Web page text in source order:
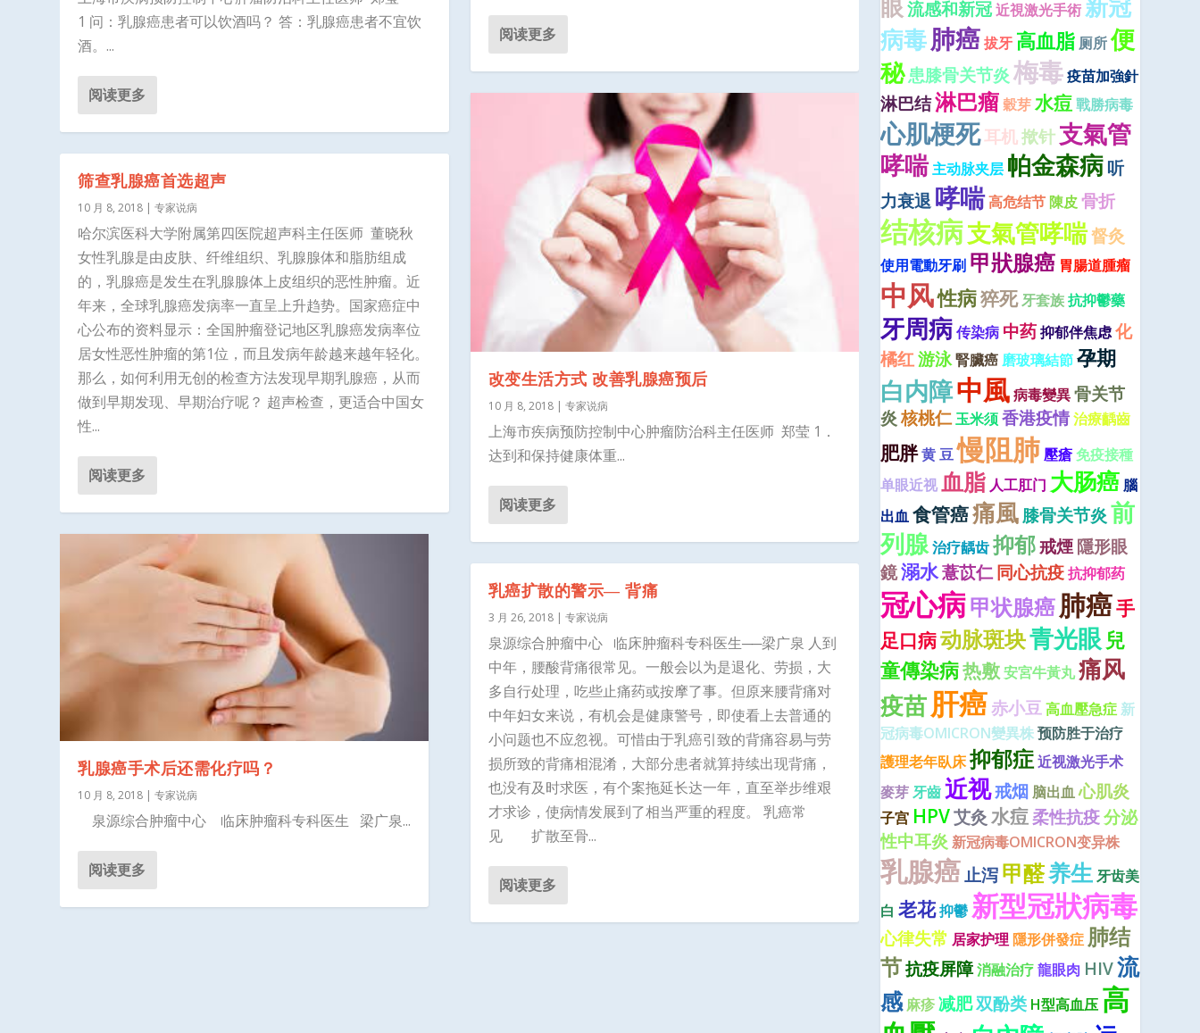
1 问：乳腺癌患者可以饮酒吗？ 答：乳腺癌患者不宜饮
酒。...
阅读更多
筛查乳腺癌首选超声
10 月 8, 2018 |专家说病
哈尔滨医科大学附属第四医院超声科主任医师 董晓秋
女性乳腺是由皮肤、纤维组织、乳腺腺体和脂肪组成
的，乳腺癌是发生在乳腺腺体上皮组织的恶性肿瘤。近
年来，全球乳腺癌发病率一直呈上升趋势。国家癌症中
心公布的资料显示：全国肿瘤登记地区乳腺癌发病率位
居女性恶性肿瘤的第1位，而且发病年龄越来越年轻化。
那么，如何利用无创的检查方法发现早期乳腺癌，从而
做到早期发现、早期治疗呢？ 超声检查，更适合中国女
性...
阅读更多
乳腺癌手术后还需化疗吗？
10 月 8, 2018 |专家说病
泉源综合肿瘤中心 临床肿瘤科专科医生 梁广泉...
阅读更多
阅读更多
改变生活方式 改善乳腺癌预后
10 月 8, 2018| 专家说病
上海市疾病预防控制中心肿瘤防治科主任医师 郑莹 1．
达到和保持健康体重...
阅读更多
乳癌扩散的警示― 背痛
3 月 26, 2018| 专家说病
泉源综合肿瘤中心 临床肿瘤科专科医生──梁广泉 人到
中年，腰酸背痛很常见。一般会以为是退化、劳损，大
多自行处理，吃些止痛药或按摩了事。但原来腰背痛对
中年妇女来说，有机会是健康警号，即使看上去普通的
小问题也不应忽视。可惜由于乳癌引致的背痛容易与劳
损所致的背痛相混淆，大部分患者就算持续出现背痛，
也没有及时求医，有个案拖延长达一年，直至举步维艰
才求诊，使病情发展到了相当严重的程度。 乳癌常
见 扩散至骨...
阅读更多
眼 流感和新冠近視激光手術新冠
病毒肺癌拔牙 高血脂厕所便
秘患膝骨关节炎梅毒疫苗加強針
淋巴结淋巴瘤穀芽水痘戰勝病毒
心肌梗死耳机揿针支氣管
哮喘主动脉夹层 帕金森病听
力衰退哮喘高危结节陳皮骨折
结核病支氣管哮喘督灸
使用電動牙刷 甲狀腺癌 胃腸道腫瘤
中风性病猝死牙套族抗抑鬱藥
牙周病传染病 中药抑郁伴焦虑化
橘红游泳腎臟癌磨玻璃結節孕期
白内障中風病毒變異骨关节
炎核桃仁玉米须香港疫情治療齲齒
肥胖黄 豆慢阻肺壓瘡免疫接種
单眼近视血脂人工肛门 大肠癌腦
出血食管癌痛風膝骨关节炎前
列腺治疗龋齿抑郁戒煙隱形眼
鏡溺水薏苡仁同心抗疫抗抑郁药
冠心病甲状腺癌肺癌手
足口病动脉斑块青光眼兒
童傳染病热敷安宮牛黃丸痛风
疫苗肝癌赤小豆高血壓急症新
冠病毒OMICRON變異株预防胜于治疗
護理老年臥床抑郁症近视激光手术
麥芽牙齒近视戒烟脑出血心肌炎
子宫 HPV艾灸 水痘柔性抗疫分泌
性中耳炎新冠病毒OMICRON变异株
乳腺癌止泻甲醛养生牙齿美
白 老花抑鬱新型冠狀病毒
心律失常 居家护理隱形併發症肺结
节抗疫屏障消融治疗龍眼肉 HIV流
感麻疹减肥双酚类 H型高血压 高